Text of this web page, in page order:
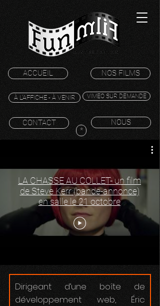
ACCUEIL NOS FILMS
À L'AFFICHE - À VENIR VIMEO SUR DEMANDE
CONTACT
NOUS
*
LA CHASSE AU COLLET- un film
de Steve Kerr (bande-annonce)
en salle le 21 octobre
Dirigeant d’une boîte de
développement web, Éric